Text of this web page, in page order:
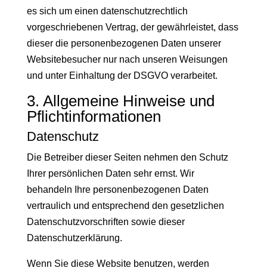
es sich um einen datenschutzrechtlich
vorgeschriebenen Vertrag, der gewährleistet, dass
dieser die personenbezogenen Daten unserer
Websitebesucher nur nach unseren Weisungen
und unter Einhaltung der DSGVO verarbeitet.
3. Allgemeine Hinweise und
Pflicht­informationen
Datenschutz
Die Betreiber dieser Seiten nehmen den Schutz
Ihrer persönlichen Daten sehr ernst. Wir
behandeln Ihre personenbezogenen Daten
vertraulich und entsprechend den gesetzlichen
Datenschutzvorschriften sowie dieser
Datenschutzerklärung.
Wenn Sie diese Website benutzen, werden